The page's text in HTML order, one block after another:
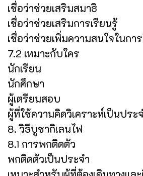
เชื่อว่าช่วยเสริมสมาธิ
เชื่อว่าช่วยเสริมการเรียนรู้
เชื่อว่าช่วยเพิ่มความสนใจในกา
7.2 เหมาะกับใคร
นักเรียน
นักศึกษา
ผู้เตรียมสอบ
ผู้ที่ใช้ความคิดวิเคราะห์เป็นประ
8. วิธีบูชากิเลนไฟ
8.1 การพกติดตัว
พกติดตัวเป็นประจำ